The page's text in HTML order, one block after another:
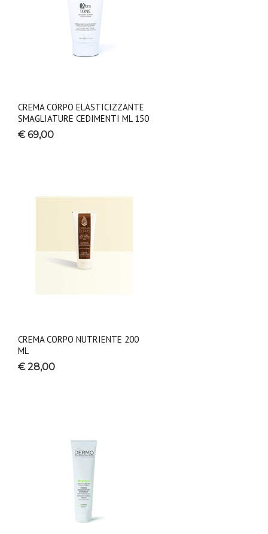
CREMA CORPO ELASTICIZZANTE
SMAGLIATURE CEDIMENTI ML 150
€ 69,00
CREMA CORPO NUTRIENTE 200
ML
€ 28,00